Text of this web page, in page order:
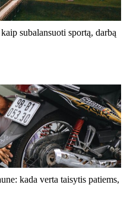
subalansuoti sportą, darbą
kada verta taisytis patiems,